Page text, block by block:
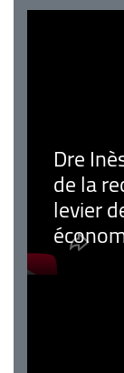
Dre
de la
levier